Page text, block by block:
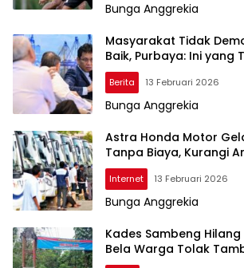
Bunga Anggrekia
Masyarakat Tidak
Baik, Purbaya: Ini yang
Berita 13 Februari 2026
Bunga Anggrekia
Astra Honda Motor
Tanpa Biaya, Kurangi
Internet 13 Februari 2026
Bunga Anggrekia
Kades Sambeng Hilang
Bela Warga Tolak